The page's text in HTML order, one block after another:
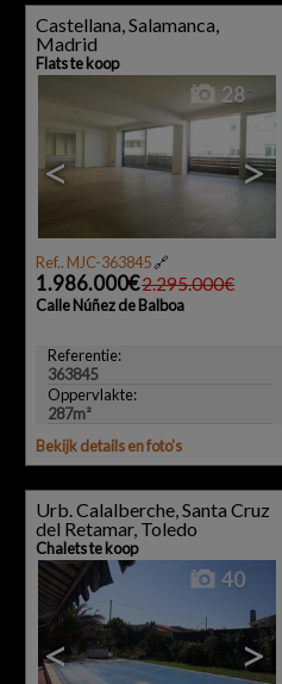
Castellana, Salamanca,
Madrid
Flats te koop
< >
28
Ref.. MJC-363845🔗
1.986.000€2.295.000€
Calle Núñez de Balboa
Referentie:
363845
Oppervlakte:
287m²
Bekijk details en foto's
Urb. Calalberche, Santa Cruz
del Retamar, Toledo
Chalets te koop
< >
40